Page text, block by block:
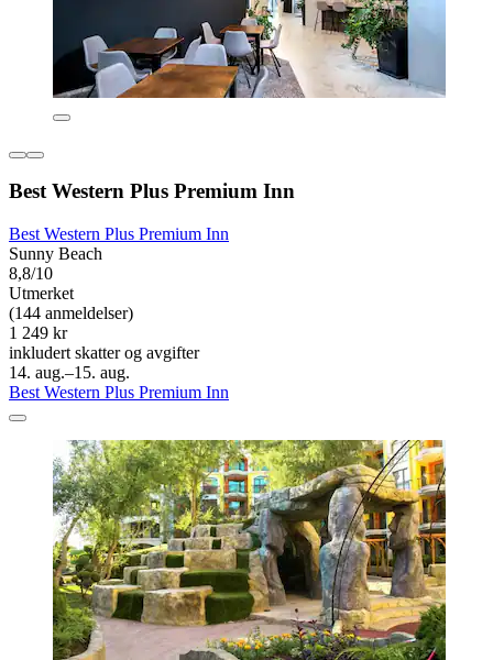
Best Western Plus Premium Inn
Best Western Plus Premium Inn
Sunny Beach
8,8/10
Utmerket
(144 anmeldelser)
1 249 kr
inkludert skatter og avgifter
14. aug.–15. aug.
Best Western Plus Premium Inn